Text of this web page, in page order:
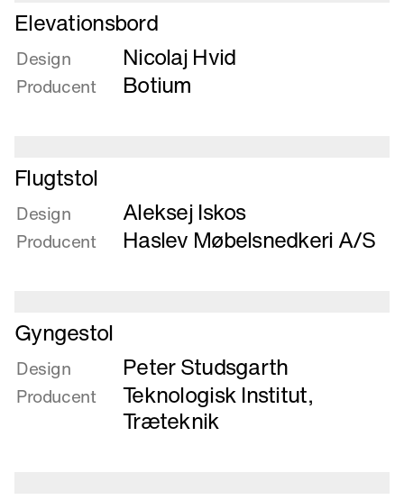
Læs
mere
om
Elevationsbord
Elevationsbord
Design Nicolaj Hvid
Producent Botium
Læs
mere
om
Flugtstol
Flugtstol
Design Aleksej Iskos
Producent Haslev Møbelsnedkeri A/S
Læs
mere
om
Gyngestol
Gyngestol
Design Peter Studsgarth
Producent
Teknologisk Institut,
Træteknik